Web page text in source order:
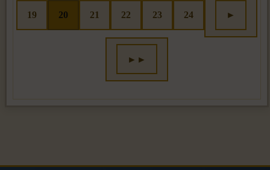
19 20 21 22 23 24 ►
►►